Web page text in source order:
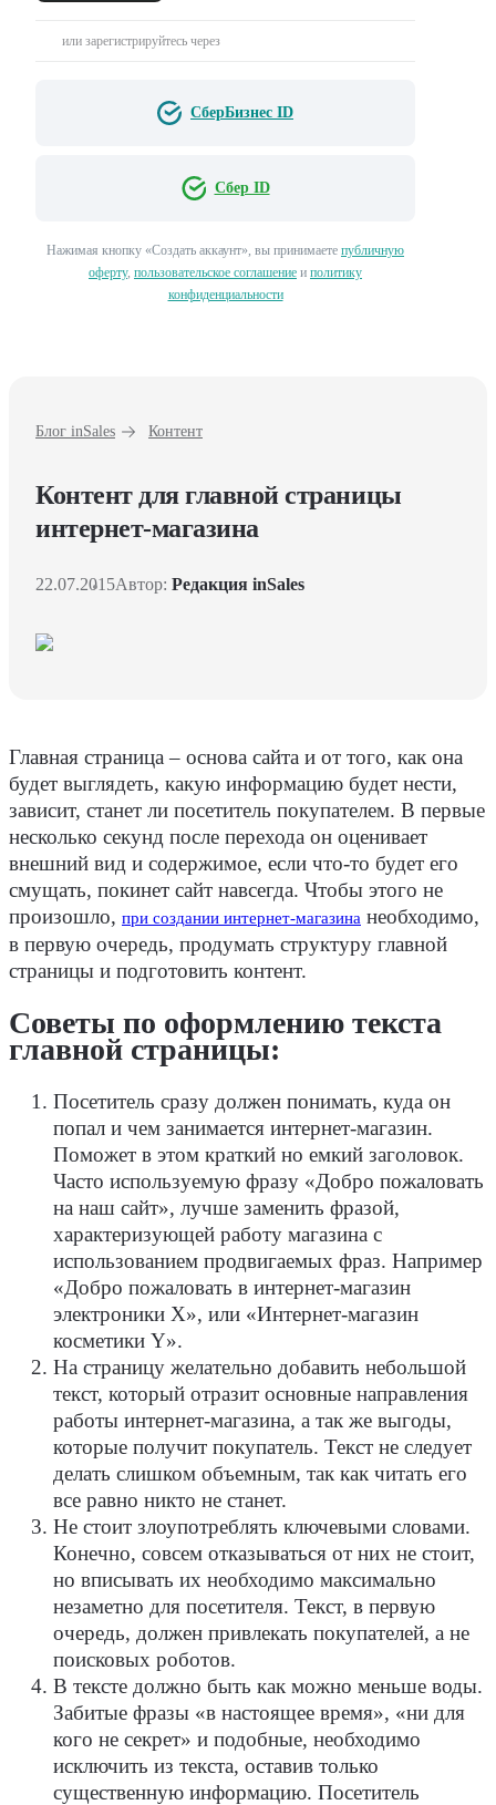
или зарегистрируйтесь через
СберБизнес ID
Сбер ID
Нажимая кнопку «Создать аккаунт», вы принимаете публичную
оферту, пользовательское соглашение и политику
конфиденциальности
Блог inSales Контент
Контент для главной страницы
интернет-магазина
22.07.2015Автор: Редакция inSales
Главная страница – основа сайта и от того, как она
будет выглядеть, какую информацию будет нести,
зависит, станет ли посетитель покупателем. В первые
несколько секунд после перехода он оценивает
внешний вид и содержимое, если что-то будет его
смущать, покинет сайт навсегда. Чтобы этого не
произошло, при создании интернет-магазина необходимо,
в первую очередь, продумать структуру главной
страницы и подготовить контент.
Советы по оформлению текста
главной страницы:
Посетитель сразу должен понимать, куда он
попал и чем занимается интернет-магазин.
Поможет в этом краткий но емкий заголовок.
Часто используемую фразу «Добро пожаловать
на наш сайт», лучше заменить фразой,
характеризующей работу магазина с
использованием продвигаемых фраз. Например
«Добро пожаловать в интернет-магазин
электроники X», или «Интернет-магазин
косметики Y».
На страницу желательно добавить небольшой
текст, который отразит основные направления
работы интернет-магазина, а так же выгоды,
которые получит покупатель. Текст не следует
делать слишком объемным, так как читать его
все равно никто не станет.
Не стоит злоупотреблять ключевыми словами.
Конечно, совсем отказываться от них не стоит,
но вписывать их необходимо максимально
незаметно для посетителя. Текст, в первую
очередь, должен привлекать покупателей, а не
поисковых роботов.
В тексте должно быть как можно меньше воды.
Забитые фразы «в настоящее время», «ни для
кого не секрет» и подобные, необходимо
исключить из текста, оставив только
существенную информацию. Посетитель